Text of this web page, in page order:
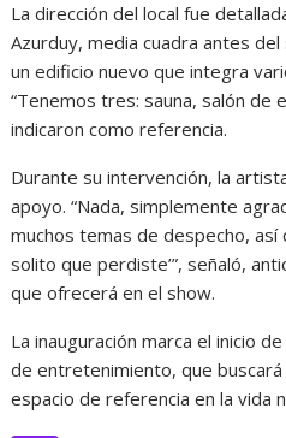
La dirección del local fue
Azurduy, media cuadra antes del
un edificio nuevo que integra
“Tenemos tres: sauna, salón de
indicaron como referencia.
Durante su intervención, la
apoyo. “Nada, simplemente
muchos temas de despecho, así
solito que perdiste’”, señaló,
que ofrecerá en el show.
La inauguración marca el inicio
de entretenimiento, que
espacio de referencia en la vida